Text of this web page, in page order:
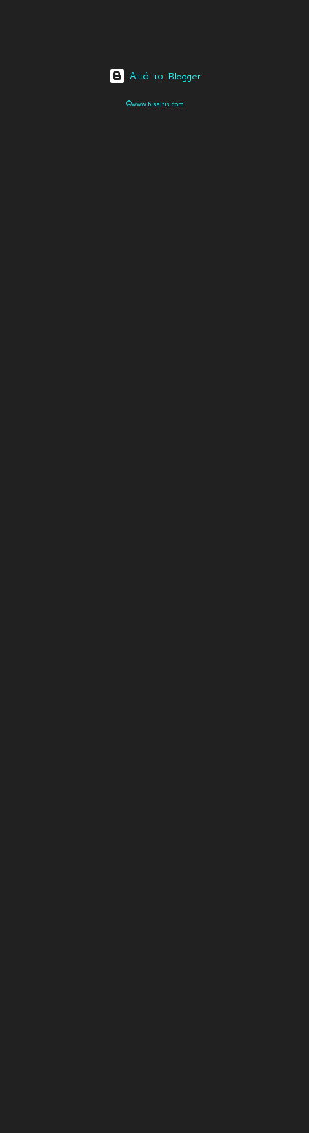
Από το Blogger
©www.bisaltis.com